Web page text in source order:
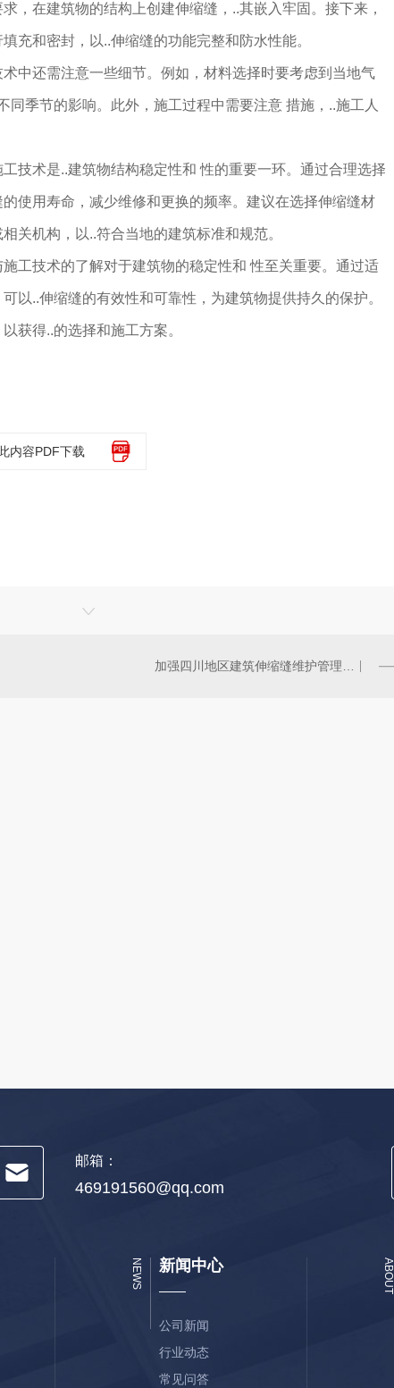
，在建筑物的结构上创建伸缩缝，..其嵌入牢固。接下来，
充和密封，以..伸缩缝的功能完整和防水性能。
中还需注意一些细节。例如，材料选择时要考虑到当地气
同季节的影响。此外，施工过程中需要注意 措施，..施工人
技术是..建筑物结构稳定性和 性的重要一环。通过合理选择
使用寿命，减少维修和更换的频率。建议在选择伸缩缝材
关机构，以..符合当地的建筑标准和规范。
工技术的了解对于建筑物的稳定性和 性至关重要。通过适
以..伸缩缝的有效性和可靠性，为建筑物提供持久的保护。
获得..的选择和施工方案。
内容PDF下载
加强四川地区建筑伸缩缝维护管理的必要性
邮箱：
469191560@qq.com
新闻中心
NEWS
公司新闻
行业动态
常见问答
ABOUT